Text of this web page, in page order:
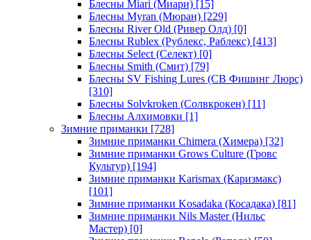
Блесны Miari (Миари) [15]
Блесны Myran (Мюран) [229]
Блесны River Old (Ривер Олд) [0]
Блесны Rublex (Рублекс, Раблекс) [413]
Блесны Select (Селект) [0]
Блесны Smith (Смит) [79]
Блесны SV Fishing Lures (СВ Фишинг Люрс)
[310]
Блесны Solvkroken (Солвкрокен) [11]
Блесны Алхимовки [1]
Зимние приманки [728]
Зимние приманки Chimera (Химера) [32]
Зимние приманки Grows Culture (Гровс
Культур) [194]
Зимние приманки Karismax (Каризмакс)
[101]
Зимние приманки Kosadaka (Косадака) [81]
Зимние приманки Nils Master (Нильс
Мастер) [0]